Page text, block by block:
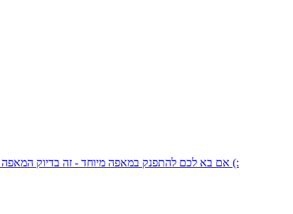
אם בא לכם להתפנק במאפה מיוחד - זה בדיוק המאפה עבורכם! חלה מבצק שמרים עם בצלים ושום קונפי בשמן זית שאסור לכם לפספס (: